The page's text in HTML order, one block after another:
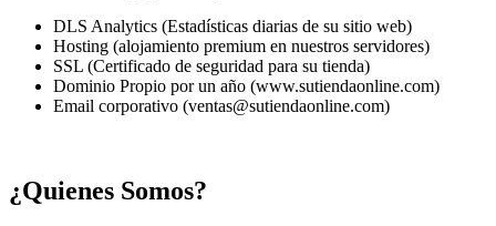
DLS Analytics (Estadísticas diarias de su sitio web)
Hosting (alojamiento premium en nuestros servidores)
SSL (Certificado de seguridad para su tienda)
Dominio Propio por un año (www.sutiendaonline.com)
Email corporativo (ventas@sutiendaonline.com)
¿Quienes Somos?